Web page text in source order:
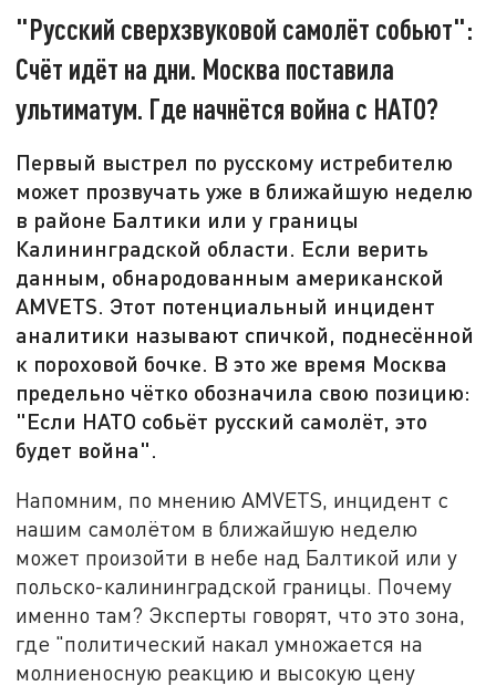
"Русский сверхзвуковой самолёт собьют":
Счёт идёт на дни. Москва поставила
ультиматум. Где начнётся война с НАТО?
Первый выстрел по русскому истребителю
может прозвучать уже в ближайшую неделю
в районе Балтики или у границы
Калининградской области. Если верить
данным, обнародованным американской
AMVETS. Этот потенциальный инцидент
аналитики называют спичкой, поднесённой
к пороховой бочке. В это же время Москва
предельно чётко обозначила свою позицию:
"Если НАТО собьёт русский самолёт, это
будет война".
Напомним, по мнению AMVETS, инцидент с
нашим самолётом в ближайшую неделю
может произойти в небе над Балтикой или у
польско-калининградской границы. Почему
именно там? Эксперты говорят, что это зона,
где "политический накал умножается на
молниеносную реакцию и высокую цену